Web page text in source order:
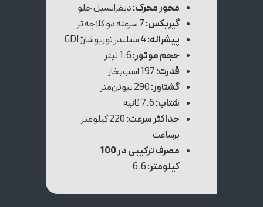
محور محرک:دیفرانسیل جلو
گیربکس:
پیشرانه:4 سیلندر توربوشارژ GDI
حجم موتور:
قدرت:
گشتاور:
شتاب:
حداکثر سرعت:
220 کیلومتر
برساعت
مصرف ترکیبی در 100
کیلومتر: